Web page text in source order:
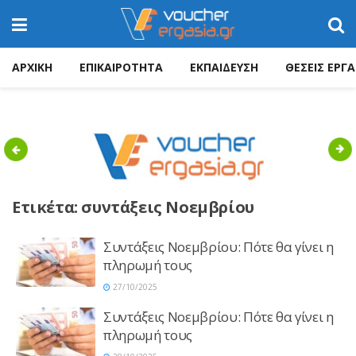
ΑΡΧΙΚΗ ΕΠΙΚΑΙΡΟΤΗΤΑ ΕΚΠΑΙΔΕΥΣΗ ΘΕΣΕΙΣ
Previous
Ετικέτα: συντάξεις Νοεμβρίου
Συντάξεις Νοεμβρίου: Πότε θα γίνει η
πληρωμή τους
27/10/2025
Συντάξεις Νοεμβρίου: Πότε θα γίνει η
πληρωμή τους